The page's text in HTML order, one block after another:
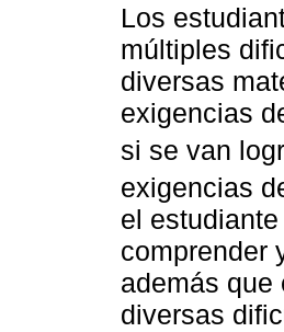
Los
múltiples
diversas
exigencias
si se van
exigencias
el
comprender
además que
diversas